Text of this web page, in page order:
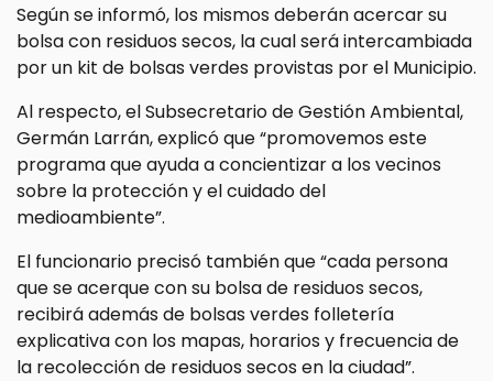
Según se informó, los mismos deberán acercar su
bolsa con residuos secos, la cual será intercambiada
por un kit de bolsas verdes provistas por el Municipio.
Al respecto, el Subsecretario de Gestión Ambiental,
Germán Larrán, explicó que “promovemos este
programa que ayuda a concientizar a los vecinos
sobre la protección y el cuidado del
medioambiente”.
El funcionario precisó también que “cada persona
que se acerque con su bolsa de residuos secos,
recibirá además de bolsas verdes folletería
explicativa con los mapas, horarios y frecuencia de
la recolección de residuos secos en la ciudad”.